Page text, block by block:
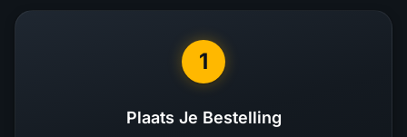
1
Plaats Je Bestelling